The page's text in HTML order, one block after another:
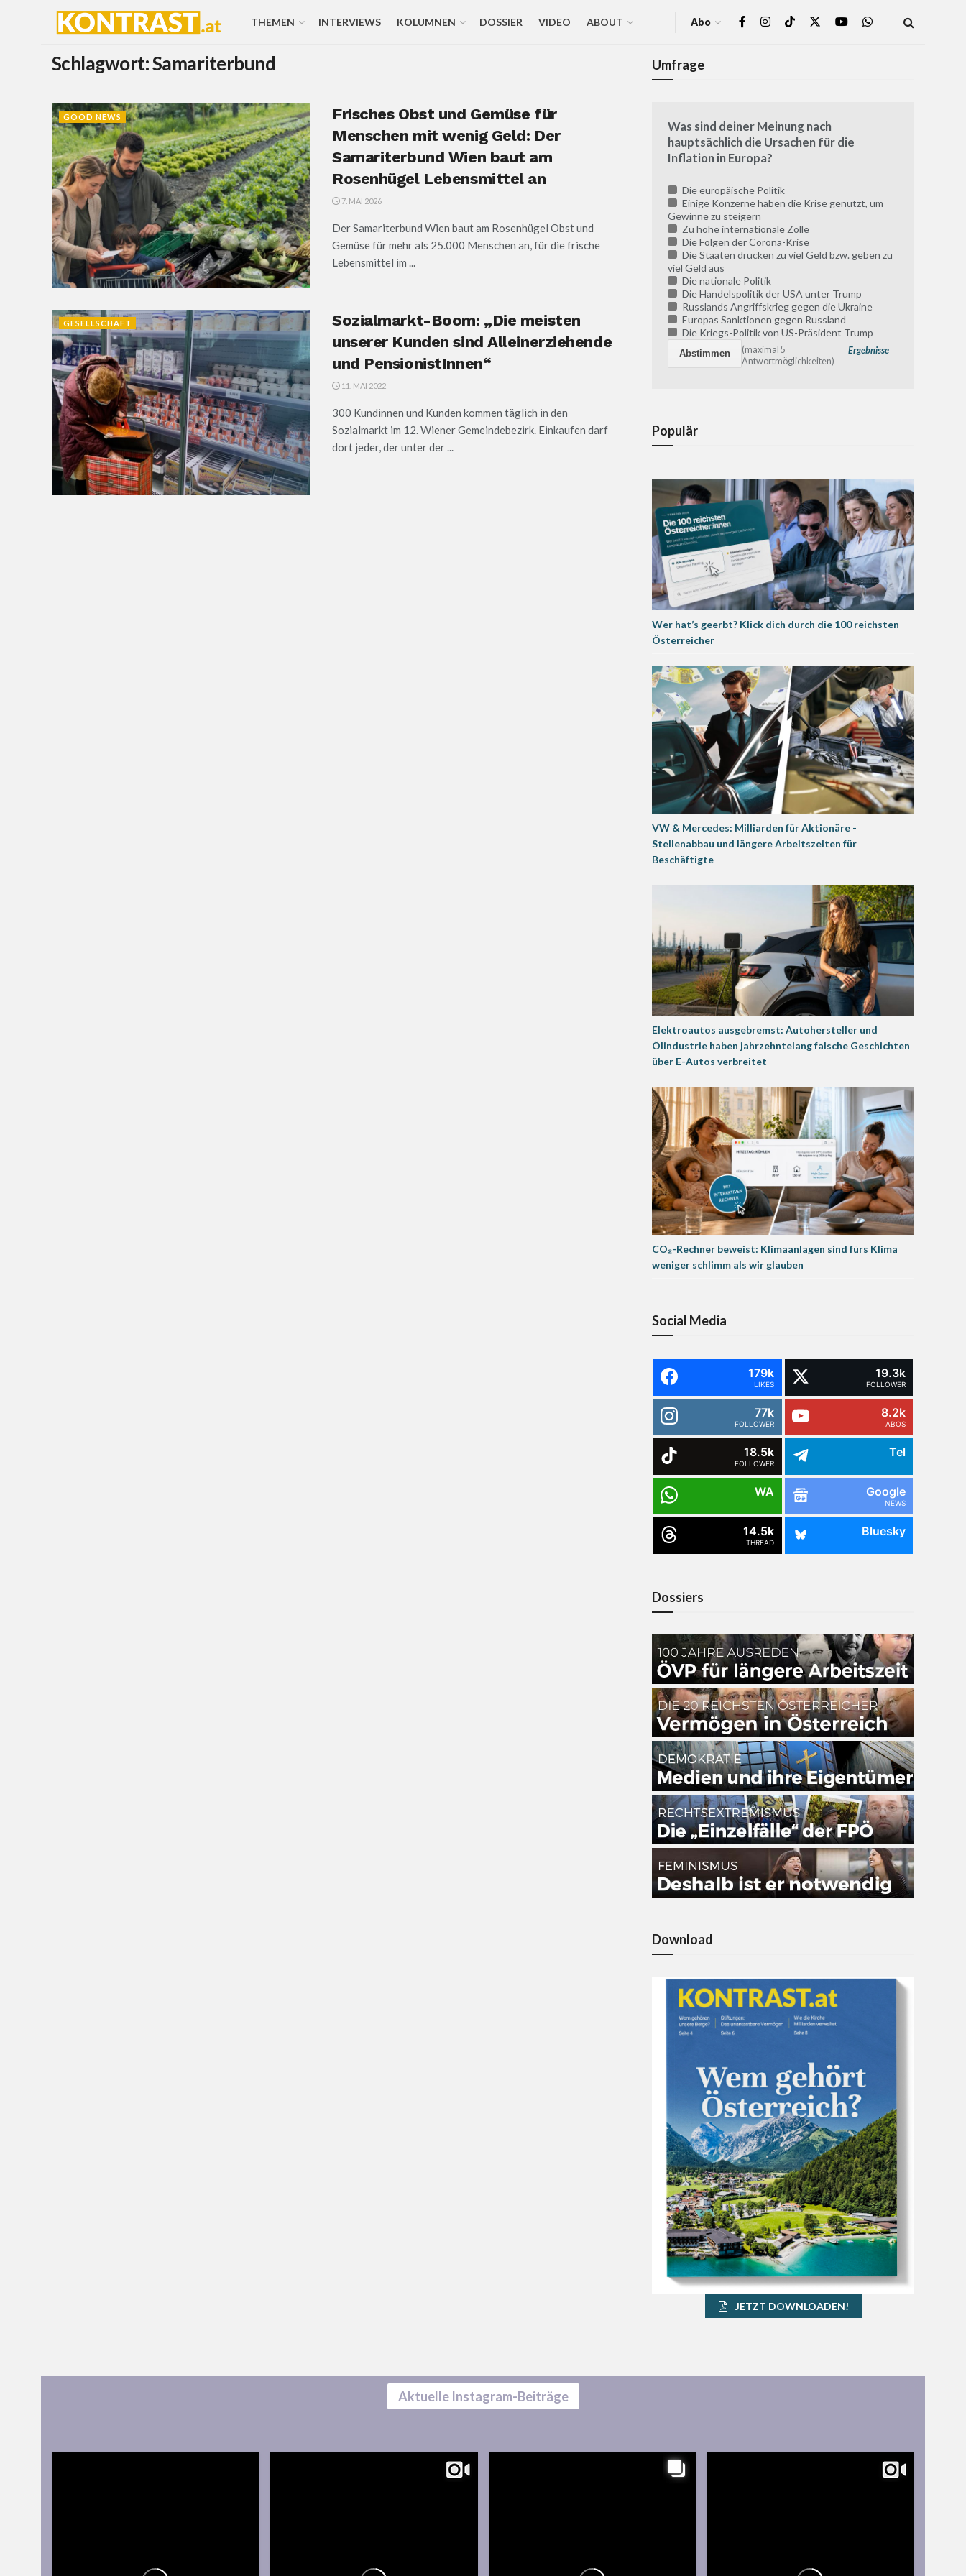
THEMEN INTERVIEWS KOLUMNEN DOSSIER VIDEO ABOUT Abo
Schlagwort:Samariterbund
GOOD NEWS
Frisches Obst und Gemüse für
Menschen mit wenig Geld: Der
Samariterbund Wien baut am
Rosenhügel Lebensmittel an
7. MAI 2026
Der Samariterbund Wien baut am Rosenhügel Obst und
Gemüse für mehr als 25.000 Menschen an, für die frische
Lebensmittel im ...
GESELLSCHAFT
Sozialmarkt-Boom: „Die meisten
unserer Kunden sind Alleinerziehende
und PensionistInnen“
11. MAI 2022
300 Kundinnen und Kunden kommen täglich in den
Sozialmarkt im 12. Wiener Gemeindebezirk. Einkaufen darf
dort jeder, der unter der ...
Umfrage
Was sind deiner Meinung nach
hauptsächlich die Ursachen für die
Inflation in Europa?
Die europäische Politik
Einige Konzerne haben die Krise genutzt, um
Gewinne zu steigern
Zu hohe internationale Zölle
Die Folgen der Corona-Krise
Die Staaten drucken zu viel Geld bzw. geben zu
viel Geld aus
Die nationale Politik
Die Handelspolitik der USA unter Trump
Russlands Angriffskrieg gegen die Ukraine
Europas Sanktionen gegen Russland
Die Kriegs-Politik von US-Präsident Trump
Ergebnisse
(maximal 5
Antwortmöglichkeiten)
Populär
Wer hat’s geerbt? Klick dich durch die 100 reichsten
Österreicher
VW & Mercedes: Milliarden für Aktionäre -
Stellenabbau und längere Arbeitszeiten für
Beschäftigte
Elektroautos ausgebremst: Autohersteller und
Ölindustrie haben jahrzehntelang falsche Geschichten
über E-Autos verbreitet
CO₂-Rechner beweist: Klimaanlagen sind fürs Klima
weniger schlimm als wir glauben
Social Media
179k
LIKES
19.3k
FOLLOWER
77k
FOLLOWER
8.2k
ABOS
18.5k
FOLLOWER
Tel
WA Google
NEWS
14.5k
THREAD
Bluesky
Dossiers
Download
JETZT DOWNLOADEN!
Aktuelle Instagram-Beiträge